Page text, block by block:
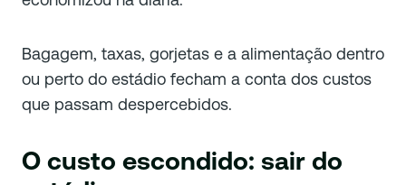
Bagagem, taxas, gorjetas e a alimentação dentro
ou perto do estádio fecham a conta dos custos
que passam despercebidos.
O custo escondido: sair do